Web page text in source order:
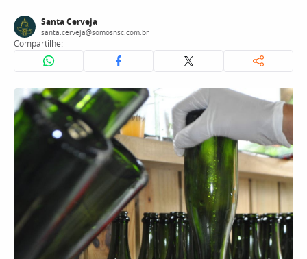
Santa Cerveja
santa.cerveja@somosnsc.com.br
Compartilhe: